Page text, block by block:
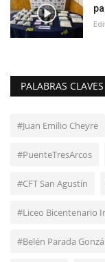
PALABRAS CLAVES
#Juan Emilio Cheyre
#PuenteTresArcos
#CFT San Agustín
#Liceo Bicentenario
#Belén Parada